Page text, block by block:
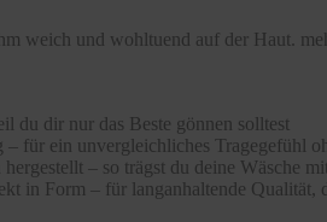
weich und wohltuend auf der Haut.
du dir nur das Beste gönnen solltest
– für ein unvergleichliches Tragegefühl
– so trägst du deine Wäsche
in Form – für langanhaltende Qualität,